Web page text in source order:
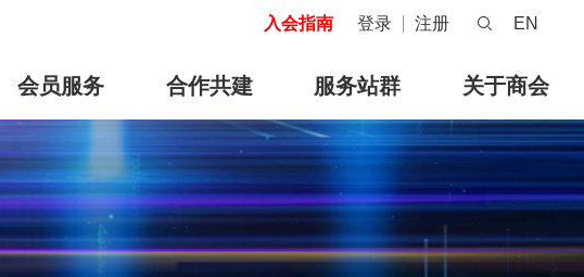
入会指南 登录 注册 EN
会员服务 合作共建 服务站群 关于商会